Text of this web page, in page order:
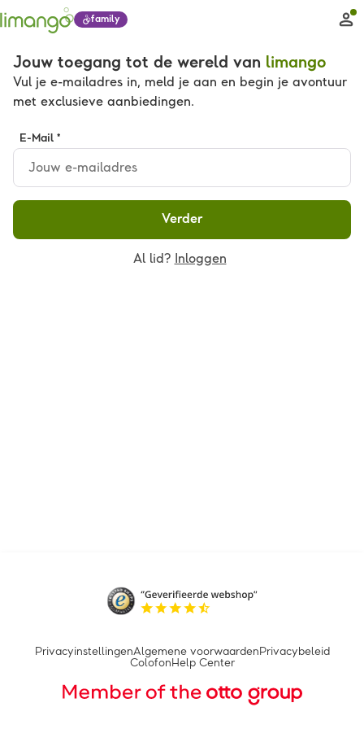
family
Jouw toegang tot de wereld van limango
Vul je e-mailadres in, meld je aan en begin je avontuur
met exclusieve aanbiedingen.
E-Mail *
Verder
Al lid? Inloggen
PrivacyinstellingenAlgemene voorwaarden Privacybeleid
Colofon Help Center